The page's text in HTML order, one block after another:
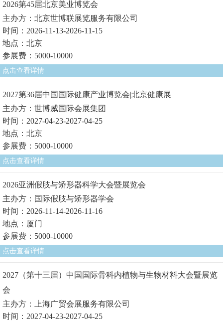
2026第45届北京美业博览会
主办方：北京世博联展览服务有限公司
时间：2026-11-13-2026-11-15
地点：北京
参展费：5000-10000
点击查看详情
2027第36届中国国际健康产业博览会|北京健康展
主办方：世博威国际会展集团
时间：2027-04-23-2027-04-25
地点：北京
参展费：5000-10000
点击查看详情
2026亚洲假肢与矫形器科学大会暨展览会
主办方：国际假肢与矫形器学会
时间：2026-11-14-2026-11-16
地点：厦门
参展费：5000-10000
点击查看详情
2027（第十三届）中国国际骨科内植物与生物材料大会暨展览
会
主办方：上海广贸会展服务有限公司
时间：2027-04-23-2027-04-25